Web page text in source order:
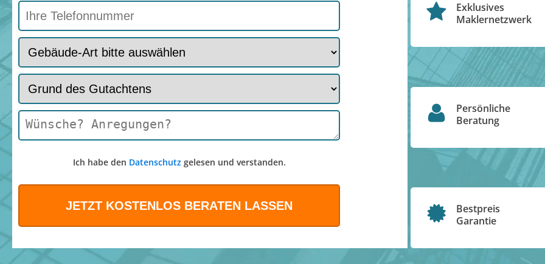
Ich habe den Datenschutzgelesen und verstanden.
Exklusives
Maklernetzwerk
Persönliche
Beratung
Bestpreis
Garantie